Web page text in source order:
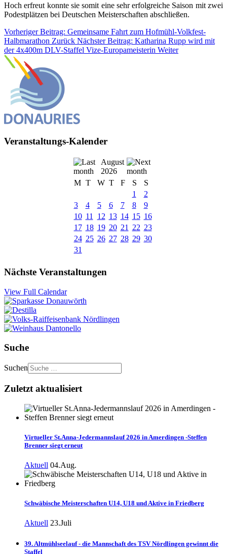
Hoch erfreut konnte sie somit eine sehr erfolgreiche Saison mit zwei
Podestplätzen bei Deutschen Meisterschaften abschließen.
Vorheriger Beitrag: Gemeinsame Fahrt zum Hofmühl-Volkfest-
Halbmarathon Zurück Nächster Beitrag: Katharina Rupp wird mit
der 4x400m DLV-Staffel Vize-Europameisterin Weiter
Veranstaltungs-Kalender
August
2026
M T W T F S
S
1
2
3
4 5 6 7 8
9
10 11 12 13 14 15 16
17 18 19 20 21 22 23
24 25 26 27 28 29 30
31
Nächste Veranstaltungen
View Full Calendar
Suche
Suchen
Zuletzt aktualisiert
Virtueller St.Anna-Jedermannslauf 2026 in Amerdingen -Steffen
Brenner siegt erneut
Aktuell 04.Aug.
Schwäbische Meisterschaften U14, U18 und Aktive in Friedberg
Aktuell 23.Juli
39. Altmühlseelauf - die Mannschaft des TSV Nördlingen gewinnt die
Staffel